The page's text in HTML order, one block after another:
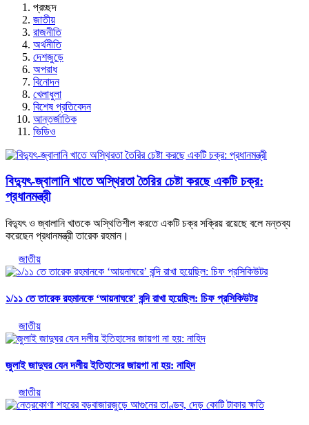
প্রচ্ছদ
জাতীয়
রাজনীতি
অর্থনীতি
দেশজুড়ে
অপরাধ
বিনোদন
খেলাধুলা
বিশেষ প্রতিবেদন
আন্তর্জাতিক
ভিডিও
বিদ্যুৎ-জ্বালানি খাতে অস্থিরতা তৈরির চেষ্টা করছে একটি চক্র:
প্রধানমন্ত্রী
বিদ্যুৎ ও জ্বালানি খাতকে অস্থিতিশীল করতে একটি চক্র সক্রিয় রয়েছে বলে মন্তব্য
করেছেন প্রধানমন্ত্রী তারেক রহমান।
জাতীয়
১/১১ তে তারেক রহমানকে ‘আয়নাঘরে’ বন্দি রাখা হয়েছিল: চিফ প্রসিকিউটর
জাতীয়
জুলাই জাদুঘর যেন দলীয় ইতিহাসের জায়গা না হয়: নাহিদ
জাতীয়